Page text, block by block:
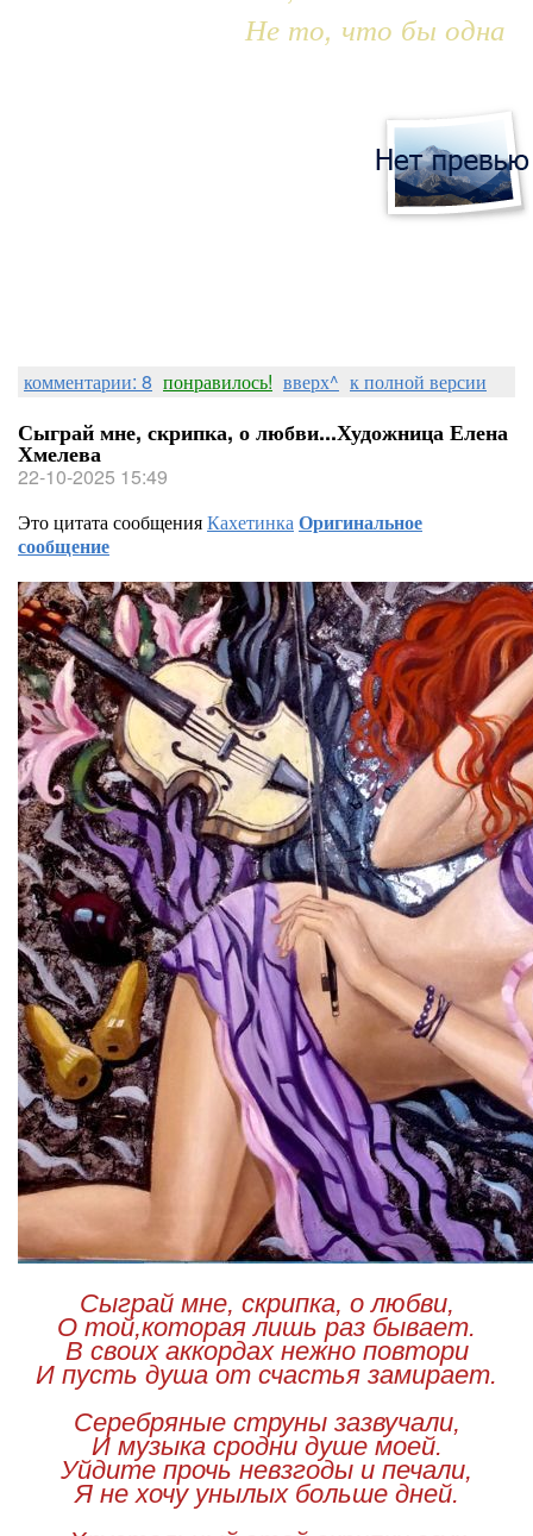
Не то, что бы одна
комментарии: 8 понравилось! вверх^ к полной версии
Сыграй мне, скрипка, о любви...Художница Елена
Хмелева
22-10-2025 15:49
Это цитата сообщенияКахетинкаОригинальное
сообщение
Сыграй мне, скрипка, о любви,
О той,которая лишь раз бывает.
В своих аккордах нежно повтори
И пусть душа от счастья замирает.
Серебряные струны зазвучали,
И музыка сродни душе моей.
Уйдите прочь невзгоды и печали,
Я не хочу унылых больше дней.